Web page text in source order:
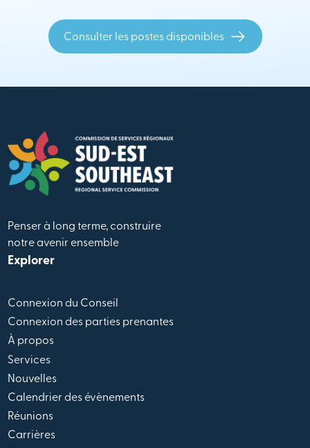
Consulter les postes disponibles
Penser à long terme, construire
notre avenir ensemble
Explorer
Connexion du Conseil
Connexion des parties prenantes
À propos
Services
Nouvelles
Calendrier des évènements
Réunions
Carrières